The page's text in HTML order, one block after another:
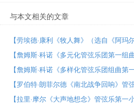
与本文相关的文章